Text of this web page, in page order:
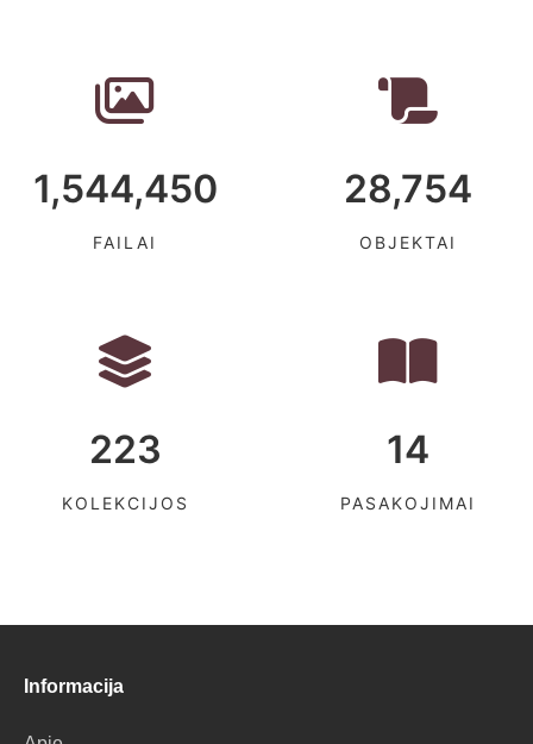
1,544,450
FAILAI
28,754
OBJEKTAI
223
KOLEKCIJOS
14
PASAKOJIMAI
Informacija